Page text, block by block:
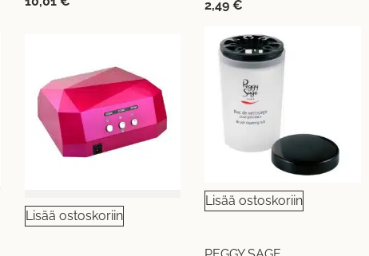
2,49€
Lisää ostoskoriin
Lisää ostoskoriin